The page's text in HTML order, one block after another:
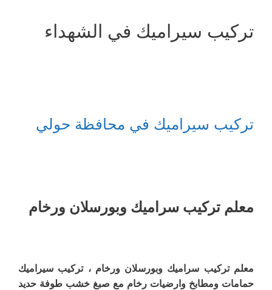
تركيب سيراميك في الشهداء
تركيب سيراميك في محافظة حولي
معلم ترکیب سرامیك وبورسلان ورخام
معلم ترکیب سرامیك وبورسلان ورخام ، تركيب سيراميك
حمامات ومطابخ وارضیات رخام مع صبغ خشب طوفة حدید